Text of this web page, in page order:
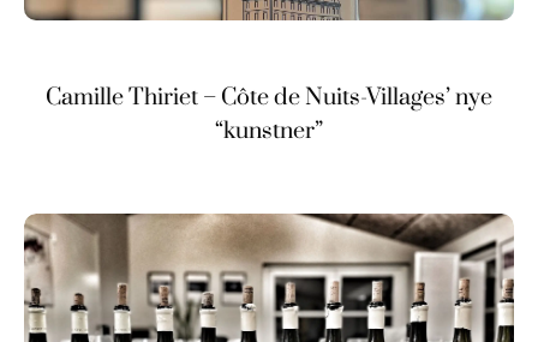
Camille Thiriet – Côte de Nuits-Villages’ nye
“kunstner”